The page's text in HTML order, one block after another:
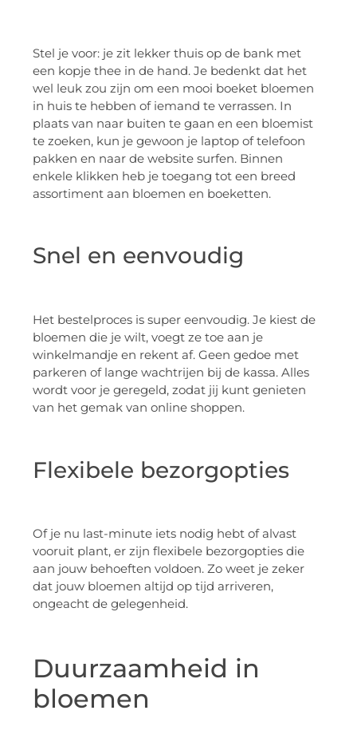
Stel je voor: je zit lekker thuis op de bank met
een kopje thee in de hand. Je bedenkt dat het
wel leuk zou zijn om een mooi boeket bloemen
in huis te hebben of iemand te verrassen. In
plaats van naar buiten te gaan en een bloemist
te zoeken, kun je gewoon je laptop of telefoon
pakken en naar de website surfen. Binnen
enkele klikken heb je toegang tot een breed
assortiment aan bloemen en boeketten.
Snel en eenvoudig
Het bestelproces is super eenvoudig. Je kiest de
bloemen die je wilt, voegt ze toe aan je
winkelmandje en rekent af. Geen gedoe met
parkeren of lange wachtrijen bij de kassa. Alles
wordt voor je geregeld, zodat jij kunt genieten
van het gemak van online shoppen.
Flexibele bezorgopties
Of je nu last-minute iets nodig hebt of alvast
vooruit plant, er zijn flexibele bezorgopties die
aan jouw behoeften voldoen. Zo weet je zeker
dat jouw bloemen altijd op tijd arriveren,
ongeacht de gelegenheid.
Duurzaamheid in
bloemen